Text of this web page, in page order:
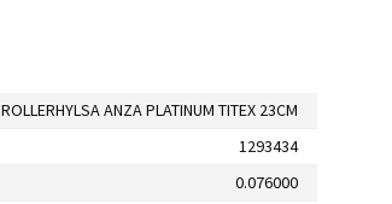
ROLLERHYLSA ANZA PLATINUM TITEX 23CM
1293434
0.076000